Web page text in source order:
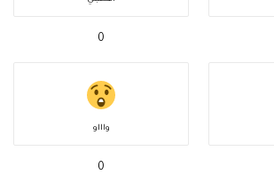
0
واااو
0